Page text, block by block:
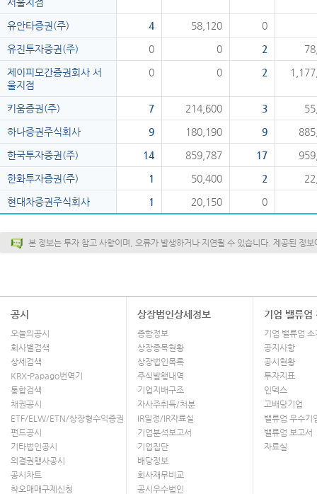
유안타증권(주) 4 58,120 0
유진투자증권(주) 0 0 2
제이피모간증권회사 서
울지점
0 0 2
키움증권(주) 7 214,600 3
하나증권주식회사 9 180,190 9
한국투자증권(주) 14 859,787 17
한화투자증권(주) 1 50,400 2
현대차증권주식회사 1 20,150 0
본 정보는 투자 참고 사항이며, 오류가 발생하거나 지연될 수 있습니다. 제공된 정
공시
오늘의공시
회사별검색
상세검색
KRX-Papago번역기
통합검색
채권공시
ETF/ELW/ETN/상장형수익증권
펀드공시
기타법인공시
의결권행사공시
공시차트
착오매매구제신청
상장법인상세정보
종합정보
상장종목현황
상장법인목록
주식발행내역
기업지배구조
자사주취득/처분
IR일정/IR자료실
기업분석보고서
기업집단
배당정보
회사재무비교
공시우수법인
기업 밸류업
기업 밸류업 소
공지사항
공시현황
투자지표
인덱스
고배당기업
밸류업 우수기
밸류업 보고서
자료실